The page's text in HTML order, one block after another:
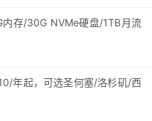
存/30G NVMe硬盘/1TB月流
年起，可选圣何塞/洛杉矶/西